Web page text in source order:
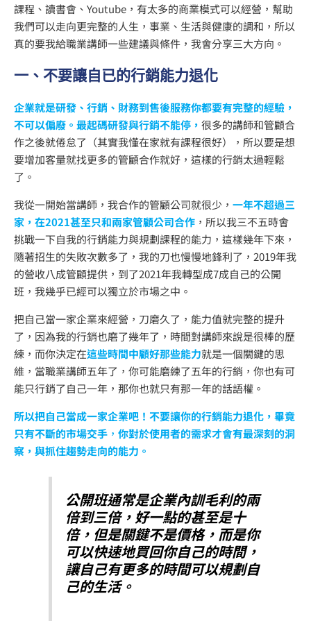
課程、讀書會、Youtube，有太多的商業模式可以經營，幫助
我們可以走向更完整的人生，事業、生活與健康的調和，所以
真的要我給職業講師一些建議與條件，我會分享三大方向。
一、不要讓自已的行銷能力退化
企業就是研發、行銷、財務到售後服務你都要有完整的經驗，
不可以偏廢。最起碼研發與行銷不能停， 很多的講師和管顧合
作之後就倦怠了（其實我懂在家就有課程很好），所以要是想
要增加客量就找更多的管顧合作就好，這樣的行銷太過輕鬆
了。
我從一開始當講師，我合作的管顧公司就很少， 一年不超過三
家，在2021甚至只和兩家管顧公司合作 ，所以我三不五時會
挑戰一下自我的行銷能力與規劃課程的能力，這樣幾年下來，
隨著招生的失敗次數多了，我的刀也慢慢地鋒利了，2019年我
的營收八成管顧提供，到了2021年我轉型成7成自己的公開
班，我幾乎已經可以獨立於市場之中。
把自己當一家企業來經營，刀磨久了，能力值就完整的提升
了，因為我的行銷也磨了幾年了，時間對講師來說是很棒的歷
練，而你決定在這些時間中顧好那些能力就是一個關鍵的思
維，當職業講師五年了，你可能磨練了五年的行銷，你也有可
能只行銷了自己一年，那你也就只有那一年的話語權。
所以把自己當成一家企業吧！不要讓你的行銷能力退化，畢竟
只有不斷的市場交手 ， 你對於使用者的需求才會有最深刻的洞
察，與抓住趨勢走向的能力。
公開班通常是企業內訓毛利的兩
倍到三倍，好一點的甚至是十
倍，但是關鍵不是價格，而是你
可以快速地買回你自己的時間，
讓自己有更多的時間可以規劃自
己的生活。